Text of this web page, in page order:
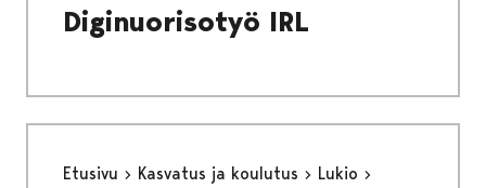
Diginuorisotyö IRL
Etusivu Kasvatus ja koulutus
Lukio